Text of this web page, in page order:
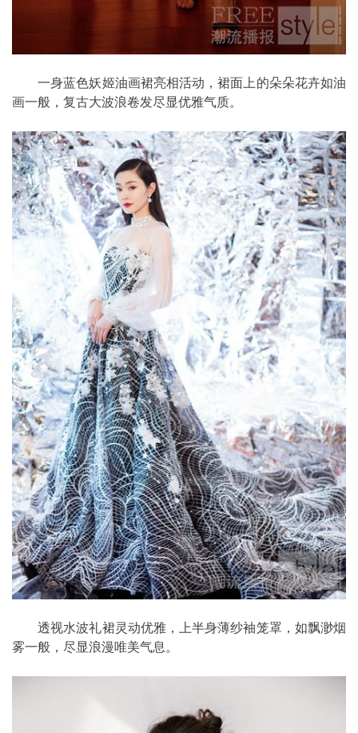
一身蓝色妖姬油画裙亮相活动，裙面上的朵朵花卉如油
画一般，复古大波浪卷发尽显优雅气质。
透视水波礼裙灵动优雅，上半身薄纱袖笼罩，如飘渺烟
雾一般，尽显浪漫唯美气息。